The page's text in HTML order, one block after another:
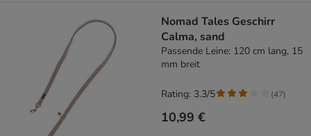
Nomad Tales Geschirr
Calma, sand
Passende Leine: 120 cm lang, 15
mm breit
10,99 €
Rating: 3.3/5 (47)